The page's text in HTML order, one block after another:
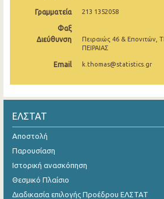
Μαρτίου 2025
Φεβρουαρίου 2025
Νοεμβρίου 2024
Οκτωβρίου 2024
Σεπτεμβρίου 2024
Αυγούστου 2024
Ιουλίου 2024
Γραμματεία 213 1352058
Φαξ
Διεύθυνση
Πειραιώς 46 & Επονιτών,
ΠΕΙΡΑΙΑΣ
Email k.thomas@statistics.gr
ΕΛΣΤΑΤ
Αποστολή
Παρουσίαση
Ιστορική ανασκόπηση
Θεσμικό Πλαίσιο
Διαδικασία επιλογής Προέδρου ΕΛΣΤΑΤ